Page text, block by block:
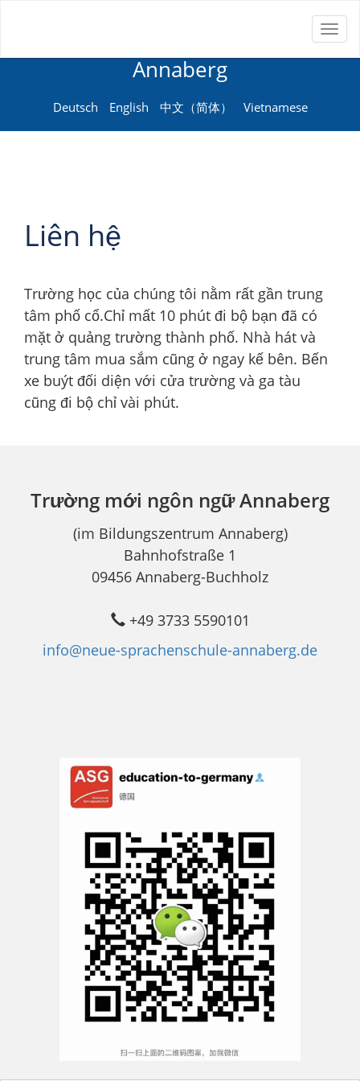
Annaberg
Deutsch English 中文（简体） Vietnamese
Liên hệ
Trường học của chúng tôi nằm rất gần trung
tâm phố cổ.Chỉ mất 10 phút đi bộ bạn đã có
mặt ở quảng trường thành phố. Nhà hát và
trung tâm mua sắm cũng ở ngay kế bên. Bến
xe buýt đối diện với cửa trường và ga tàu
cũng đi bộ chỉ vài phút.
Trường mới ngôn ngữ Annaberg
(im Bildungszentrum Annaberg)
Bahnhofstraße 1
09456 Annaberg-Buchholz
+49 3733 5590101
info@neue-sprachenschule-annaberg.de